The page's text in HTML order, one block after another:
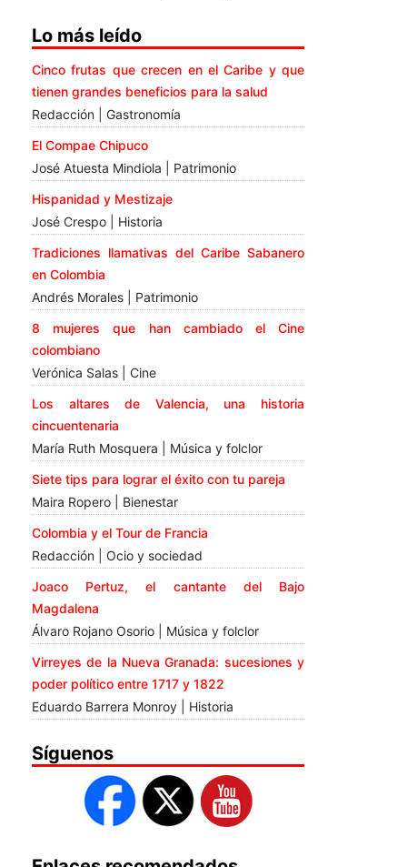
Lo más leído
Cinco frutas que crecen en el Caribe y que
tienen grandes beneficios para la salud
Redacción | Gastronomía
El Compae Chipuco
José Atuesta Mindiola | Patrimonio
Hispanidad y Mestizaje
José Crespo | Historia
Tradiciones llamativas del Caribe Sabanero
en Colombia
Andrés Morales | Patrimonio
8 mujeres que han cambiado el Cine
colombiano
Verónica Salas | Cine
Los altares de Valencia, una historia
cincuentenaria
María Ruth Mosquera | Música y folclor
Siete tips para lograr el éxito con tu pareja
Maira Ropero | Bienestar
Colombia y el Tour de Francia
Redacción | Ocio y sociedad
Joaco Pertuz, el cantante del Bajo
Magdalena
Álvaro Rojano Osorio | Música y folclor
Virreyes de la Nueva Granada: sucesiones y
poder político entre 1717 y 1822
Eduardo Barrera Monroy | Historia
Síguenos